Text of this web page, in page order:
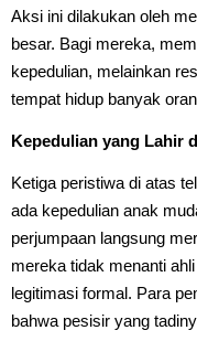
Aksi ini dilakukan oleh
besar. Bagi mereka,
kepedulian, melainkan
tempat hidup banyak
Kepedulian yang Lahir
Ketiga peristiwa di atas
ada kepedulian anak
perjumpaan langsung
mereka tidak menanti
legitimasi formal. Para
bahwa pesisir yang